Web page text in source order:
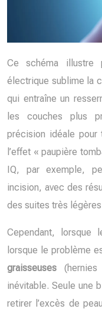
Ce schéma illustre
électrique sublime la
qui entraîne un
les couches plus
précision idéale
l’effet « paupière
IQ, par exemple,
incision, avec des
des suites très
Cependant, lorsque
lorsque le problème
graisseuses
inévitable. Seule une
retirer l’excès de